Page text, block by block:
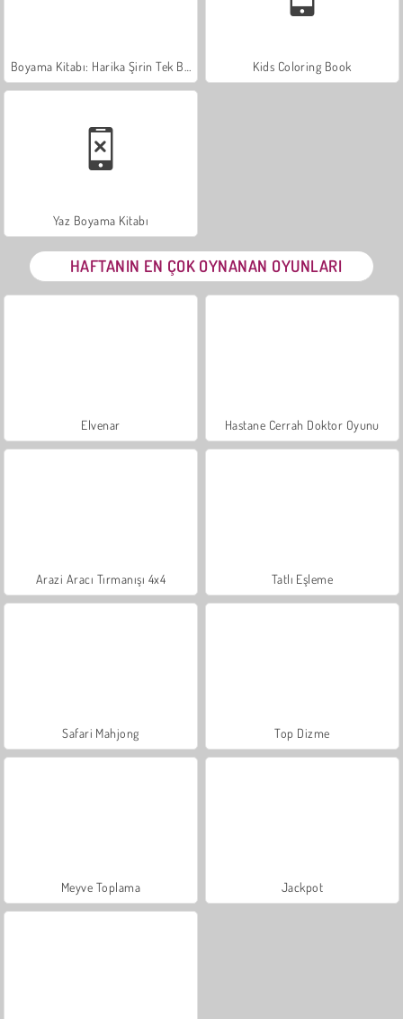
Kids Coloring Book
Yaz Boyama Kitabı
HAFTANIN EN ÇOK OYNANAN OYUNLARI
Elvenar Hastane Cerrah Doktor Oyunu
Arazi Aracı Tırmanışı 4x4 Tatlı Eşleme
Safari Mahjong Top Dizme
Meyve Toplama Jackpot